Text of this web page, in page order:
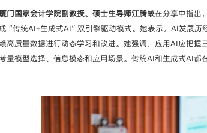
门国家会计学院副教授、硕士生导师江腾蛟在分享中指出
“传统AI+生成式AI”双引擎驱动模式。她表示，AI发展历
高质量数据进行动态学习和改进。她强调，应用AI应把
量模型选择、信息模态和应用场景。传统AI和生成式AI